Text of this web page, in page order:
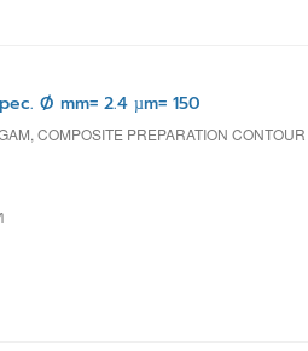
Ø mm= 2.4 µm= 150
COMPOSITE PREPARATION CONTOUR